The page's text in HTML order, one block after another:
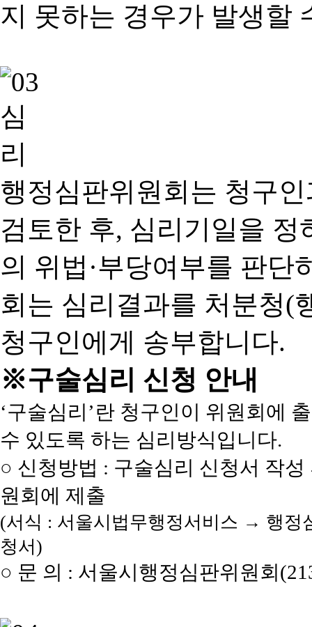
지 못하는 경우가 발생할
행정심판위원회는 청구
검토한 후, 심리기일을 정
의 위법·부당여부를 판단
회는 심리결과를 처분청(
청구인에게 송부합니다.
※구술심리 신청 안내
‘구술심리’란 청구인이 위원회에
수 있도록 하는 심리방식입니다.
○ 신청방법 : 구술심리 신청서 작
원회에 제출
(서식 : 서울시법무행정서비스 → 행
청서)
○ 문 의 : 서울시행정심판위원회